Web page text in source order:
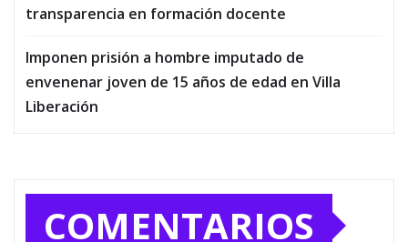
transparencia en formación docente
Imponen prisión a hombre imputado de
envenenar joven de 15 años de edad en Villa
Liberación
COMENTARIOS